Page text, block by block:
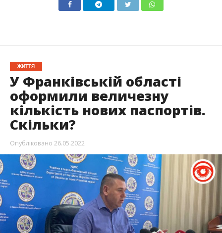
ЖИТТЯ
У Франківській області
оформили величезну
кількість нових паспортів.
Скільки?
Опубліковано 26.05.2022